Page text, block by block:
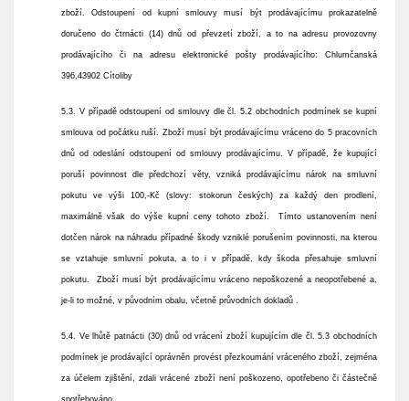
zboží. Odstoupení od kupní smlouvy musí být prodávajícímu prokazatelně
doručeno do čtrnácti (14) dnů od převzetí zboží, a to na adresu provozovny
prodávajícího či na adresu elektronické pošty prodávajícího: Chlumčanská
396,43902 Cítoliby
5.3. V případě odstoupení od smlouvy dle čl. 5.2 obchodních podmínek se kupní
smlouva od počátku ruší. Zboží musí být prodávajícímu vráceno do 5 pracovních
dnů od odeslání odstoupení od smlouvy prodávajícímu. V případě, že kupující
poruší povinnost dle předchozí věty, vzniká prodávajícímu nárok na smluvní
pokutu ve výši 100,-Kč (slovy: stokorun českých) za každý den prodlení,
maximálně však do výše kupní ceny tohoto zboží. Tímto ustanovením není
dotčen nárok na náhradu případné škody vzniklé porušením povinnosti, na kterou
se vztahuje smluvní pokuta, a to i v případě, kdy škoda přesahuje smluvní
pokutu. Zboží musí být prodávajícímu vráceno nepoškozené a neopotřebené a,
je-li to možné, v původním obalu, včetně průvodních dokladů .
5.4. Ve lhůtě patnácti (30) dnů od vrácení zboží kupujícím dle čl. 5.3 obchodních
podmínek je prodávající oprávněn provést přezkoumání vráceného zboží, zejména
za účelem zjištění, zdali vrácené zboží není poškozeno, opotřebeno či částečně
spotřebováno.